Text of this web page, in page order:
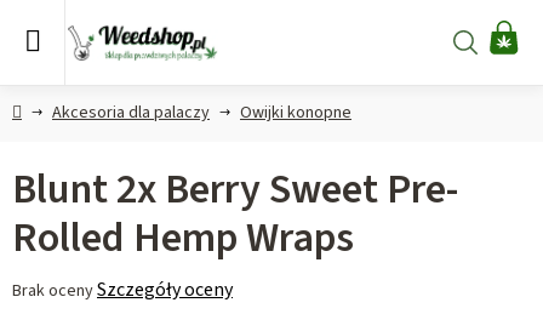
Szukaj
HomeAkcesoria dla palaczy Owijki konopne
Blunt 2x Berry Sweet Pre-
Rolled Hemp Wraps
Średnia
Brak ocenySzczegóły oceny